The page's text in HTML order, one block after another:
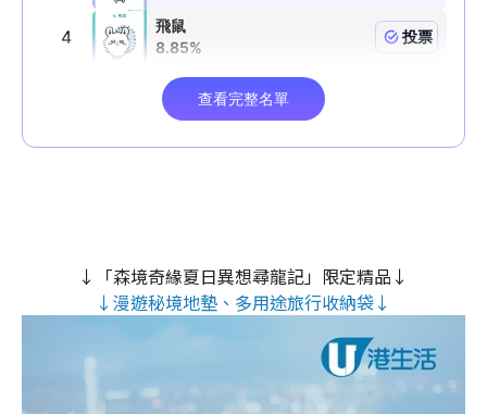
↓「森境奇緣夏日異想尋龍記」限定精品↓
↓漫遊秘境地墊、多用途旅行收納袋↓